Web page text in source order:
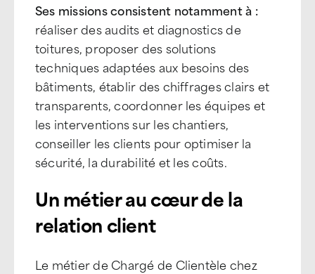
Ses missions consistent notamment à :
réaliser des audits et diagnostics de
toitures, proposer des solutions
techniques adaptées aux besoins des
bâtiments, établir des chiffrages clairs et
transparents, coordonner les équipes et
les interventions sur les chantiers,
conseiller les clients pour optimiser la
sécurité, la durabilité et les coûts.
Un métier au cœur de la
relation client
Le métier de Chargé de Clientèle chez